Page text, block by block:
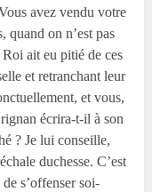
avez vendu votre
quand on n’est pas
ait eu pitié de ces
et retranchant leur
et vous,
écrira-t-il à son
? Je lui conseille,
duchesse. C’est
s’offenser soi-